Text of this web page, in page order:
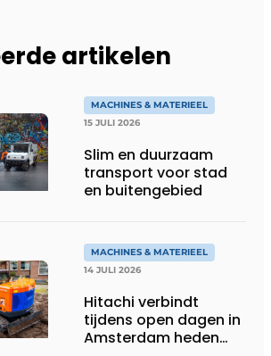
artikelen
MACHINES & MATERIEEL
15 JULI 2026
Slim en duurzaam
transport voor stad
en buitengebied
MACHINES & MATERIEEL
14 JULI 2026
Hitachi verbindt
tijdens open dagen in
Amsterdam heden